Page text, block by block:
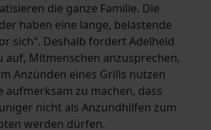
die ganze Familie. Die
haben eine lange, belastende
sich“. Deshalb fordert Adelheid
auf, Mitmenschen anzusprechen,
Anzünden eines Grills nutzen
aufmerksam zu machen, dass
nicht als Anzündhilfen zum
werden dürfen.